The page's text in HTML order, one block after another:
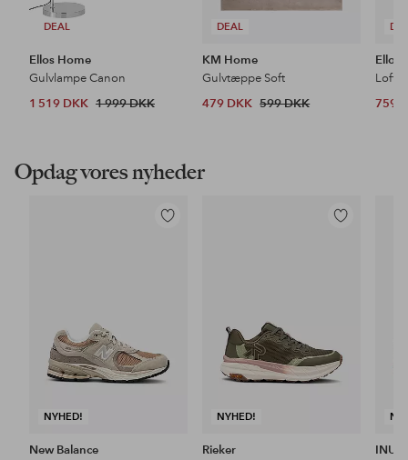
DEAL
Ellos Home
Gulvlampe Canon
1 519 DKK 1 999 DKK
DEAL
KM Home
Gulvtæppe Soft
479 DKK 599 DKK
Ellos
759
Opdag vores nyheder
NYHED!
Tilføj
New Balance
NYHED!
Tilføj
Rieker